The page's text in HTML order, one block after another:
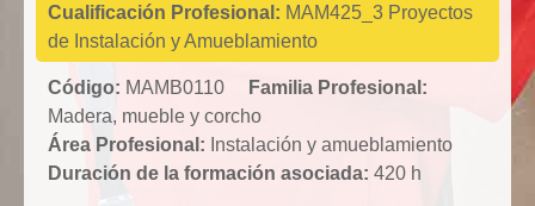
Cualificación Profesional: MAM425_3 Proyectos
de Instalación y Amueblamiento
Código: MAMB0110
Familia Profesional:
Madera, mueble y corcho
Área Profesional: Instalación y amueblamiento
Duración de la formación asociada: 420 h